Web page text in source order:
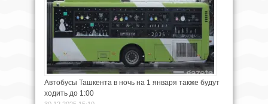
Автобусы Ташкента в ночь на 1 января также будут
ходить до 1:00